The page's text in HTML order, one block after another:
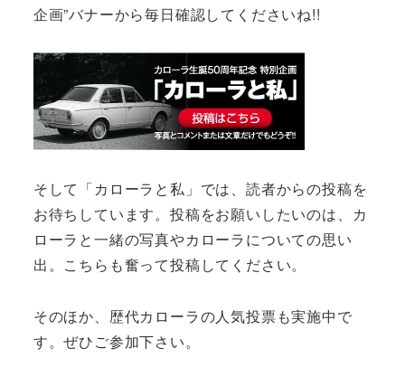
企画”バナーから毎日確認してくださいね!!
そして「カローラと私」では、読者からの投稿を
お待ちしています。投稿をお願いしたいのは、カ
ローラと一緒の写真やカローラについての思い
出。こちらも奮って投稿してください。
そのほか、歴代カローラの人気投票も実施中で
す。ぜひご参加下さい。